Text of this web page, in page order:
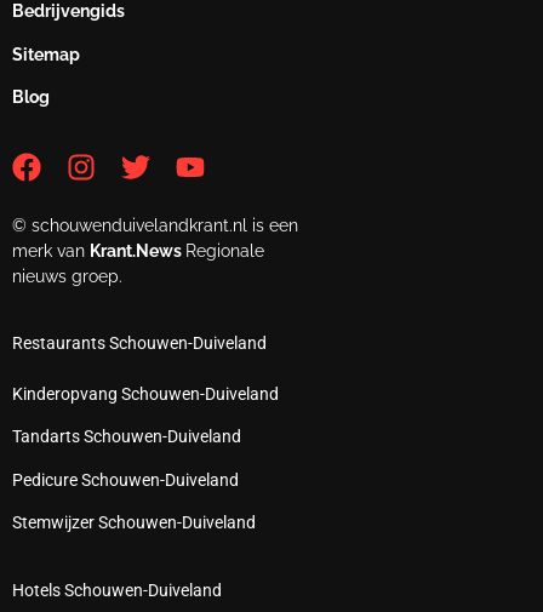
Bedrijvengids
Sitemap
Blog
© schouwenduivelandkrant.nl is een
merk van Krant.News Regionale
nieuws groep.
Restaurants Schouwen-Duiveland
Kinderopvang Schouwen-Duiveland
Tandarts Schouwen-Duiveland
Pedicure Schouwen-Duiveland
Stemwijzer Schouwen-Duiveland
Hotels Schouwen-Duiveland